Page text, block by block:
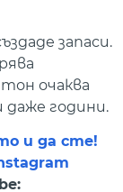
запаси.
очаква
даже години.
и да сте!